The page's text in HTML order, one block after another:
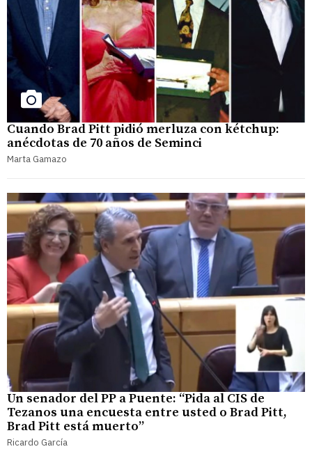
Cuando Brad Pitt pidió merluza con kétchup:
anécdotas de 70 años de Seminci
Marta Gamazo
Un senador del PP a Puente: “Pida al CIS de
Tezanos una encuesta entre usted o Brad Pitt,
Brad Pitt está muerto”
Ricardo García